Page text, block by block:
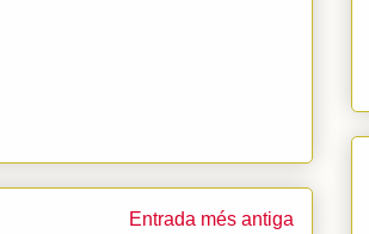
Entrada més antiga